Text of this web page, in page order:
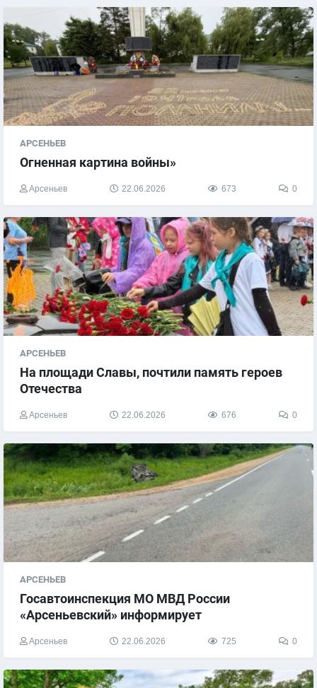
АРСЕНЬЕВ
Огненная картина войны»
Арсеньев 22.06.2026 673 0
АРСЕНЬЕВ
На площади Славы, почтили память героев
Отечества
Арсеньев 22.06.2026 676 0
АРСЕНЬЕВ
​Госавтоинспекция МО МВД России
«Арсеньевский» информирует
Арсеньев 22.06.2026 725 0